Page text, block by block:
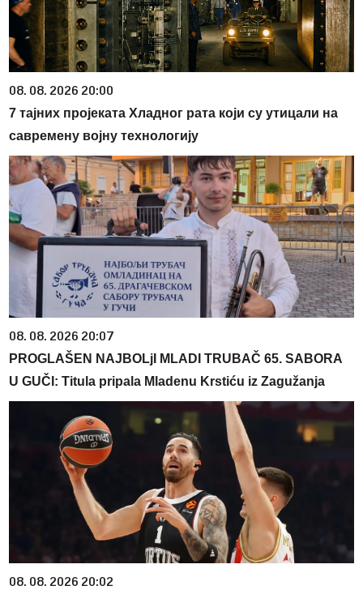
08. 08. 2026 20:00
7 тајних пројеката Хладног рата који су утицали на
савремену војну технологију
08. 08. 2026 20:07
PROGLAŠEN NAJBOLjI MLADI TRUBAČ 65. SABORA
U GUČI: Titula pripala Mladenu Krstiću iz Zagužanja
08. 08. 2026 20:02